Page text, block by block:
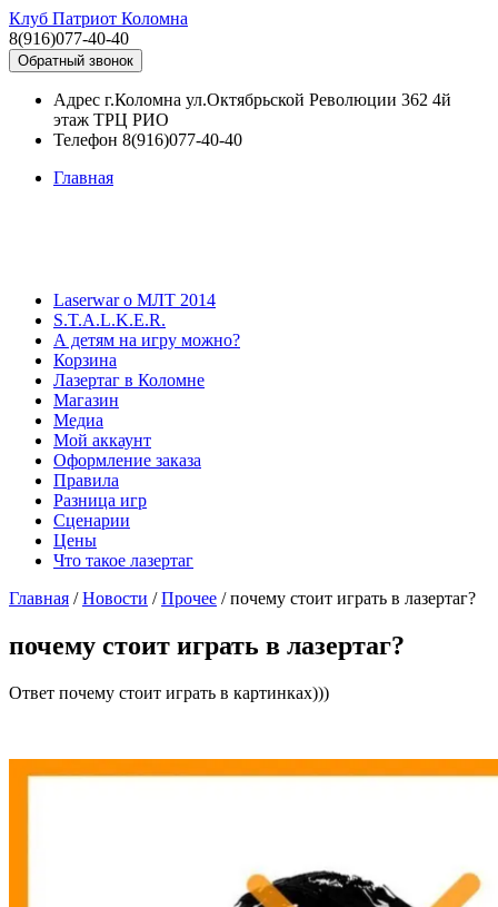
Клуб Патриот Коломна
8(916)077-40-40
Обратный звонок
Адрес г.Коломна ул.Октябрьской Революции 362 4й
этаж ТРЦ РИО
Телефон 8(916)077-40-40
Главная
Laserwar о МЛТ 2014
S.T.A.L.K.E.R.
А детям на игру можно?
Корзина
Лазертаг в Коломне
Магазин
Медиа
Мой аккаунт
Оформление заказа
Правила
Разница игр
Сценарии
Цены
Что такое лазертаг
Главная /Новости /Прочее /почему стоит играть в лазертаг?
почему стоит играть в лазертаг?
Ответ почему стоит играть в картинках)))